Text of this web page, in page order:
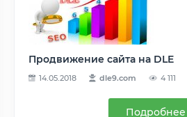
Продвижение сайта на DLE
14.05.2018 dle9.com 4 111
Подробнее